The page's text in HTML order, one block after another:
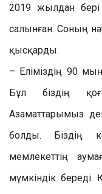
2019 жылдан бері
салынған. Соның
қысқарды.
– Еліміздің 90
Бұл біздің
Азаматтарымыз
болды. Біздің
мемлекеттің
мүмкіндік береді.